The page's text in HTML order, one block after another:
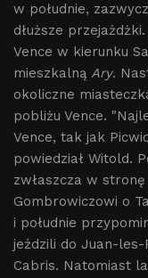
w południe,
dłuższe
Vence w kierunku
mieszkalną Ary.
okoliczne
pobliżu Vence.
Vence, tak jak
powiedział Witold.
zwłaszcza w
Gombrowiczowi o
i południe
jeździli do Juan-
Cabris. Natomiast